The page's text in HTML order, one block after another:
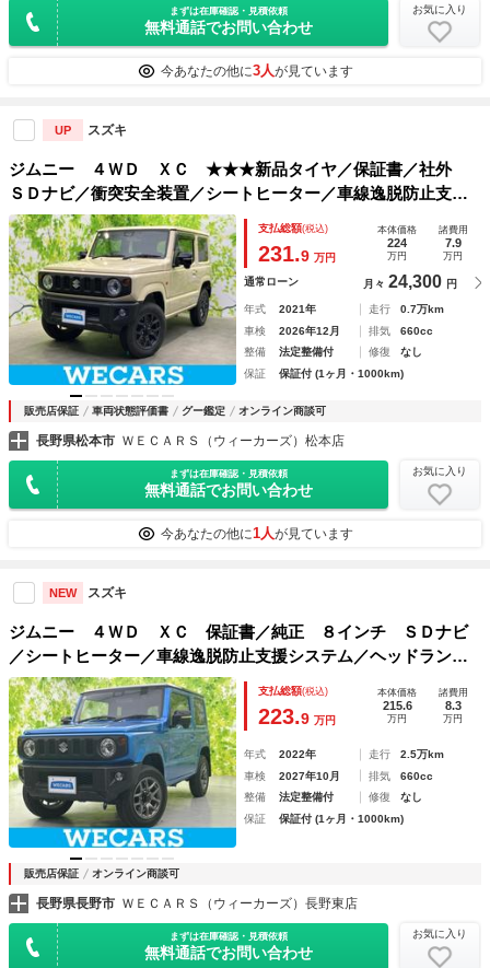
まずは在庫確認・見積依頼
無料通話でお問い合わせ
お気に入り
今あなたの他に3人が見ています
UP スズキ
ジムニー ４ＷＤ ＸＣ ★★★新品タイヤ／保証書／社外
ＳＤナビ／衝突安全装置／シートヒーター／車線逸脱防止支援
システム／ドライブレコーダー 前後／ヘッドランプ ＬＥＤ
／Ｂｌｕｅｔｏｏｔｈ接続／ＥＴＣ／ＡＢＳ／横滑り防止装置
支払総額(税込)
231.9 万円
本体価格
224
万円
諸費用
7.9
万円
通常ローン 月々 24,300 円
年式 2021年 走行
0.7万km
車検
2026年12月 排気
660cc
整備
法定整備付 修復
なし
保証
保証付 (1ヶ月・1000km)
販売店保証 車両状態評価書 グー鑑定 オンライン商談可
長野県松本市 ＷＥＣＡＲＳ（ウィーカーズ）松本店
まずは在庫確認・見積依頼
無料通話でお問い合わせ
お気に入り
今あなたの他に1人が見ています
NEW スズキ
ジムニー ４ＷＤ ＸＣ 保証書／純正 ８インチ ＳＤナビ
／シートヒーター／車線逸脱防止支援システム／ヘッドラン
プ ＬＥＤ／Ｂｌｕｅｔｏｏｔｈ接続／ＥＴＣ／ＡＢＳ／横滑
り防止装置／アイドリングストップ／クルーズコントロール
支払総額(税込)
223.9 万円
本体価格
215.6
万円
諸費用
8.3
万円
年式 2022年 走行
2.5万km
車検
2027年10月 排気
660cc
整備
法定整備付 修復
なし
保証
保証付 (1ヶ月・1000km)
販売店保証 オンライン商談可
長野県長野市 ＷＥＣＡＲＳ（ウィーカーズ）長野東店
まずは在庫確認・見積依頼
無料通話でお問い合わせ
お気に入り